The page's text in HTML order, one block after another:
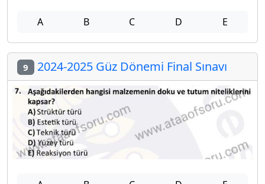
A B C D E
9 2024-2025 Güz Dönemi Final Sınavı